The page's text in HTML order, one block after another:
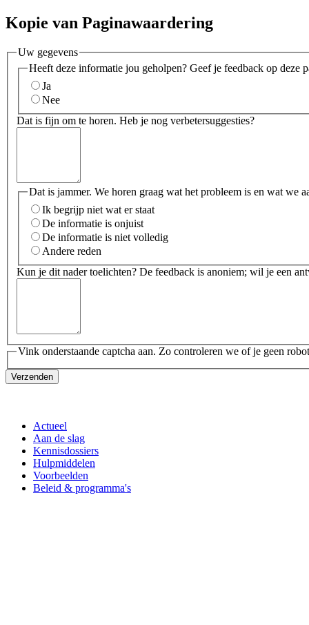
Kopie van Paginawaardering
Uw gegevens
Heeft deze informatie jou geholpen? Geef je feedback op deze
Ja
Nee
Dat is fijn om te horen. Heb je nog verbetersuggesties?
Dat is jammer. We horen graag wat het probleem is en wat we
Ik begrijp niet wat er staat
De informatie is onjuist
De informatie is niet volledig
Andere reden
Kun je dit nader toelichten? De feedback is anoniem; wil je een
Vink onderstaande captcha aan. Zo controleren we of je geen
Verzenden
Actueel
Aan de slag
Kennisdossiers
Hulpmiddelen
Voorbeelden
Beleid & programma's